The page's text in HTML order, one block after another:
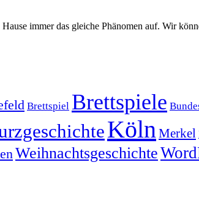
immer das gleiche Phänomen auf. Wir
Brettspiel Brettspiele
Köln Merkel
Weihnachtsgeschichte